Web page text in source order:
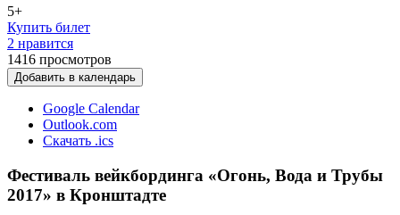
5+
Купить билет
2 нравится
1416 просмотров
Добавить в календарь
Google Calendar
Outlook.com
Скачать .ics
Фестиваль вейкбординга «Огонь, Вода и Трубы
2017» в Кронштадте